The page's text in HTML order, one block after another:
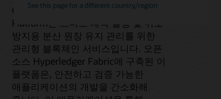
See this page for a different country/region
Oracle Cloud Infrastructure Blockchain
Platform은 스마트 계약 실행 및 위조
방지용 분산 원장 유지 관리를 위한
관리형 블록체인 서비스입니다. 오픈
소스 Hyperledger Fabric에 구축된 이
플랫폼은, 안전하고 검증 가능한
애플리케이션의 개발을 간소화해